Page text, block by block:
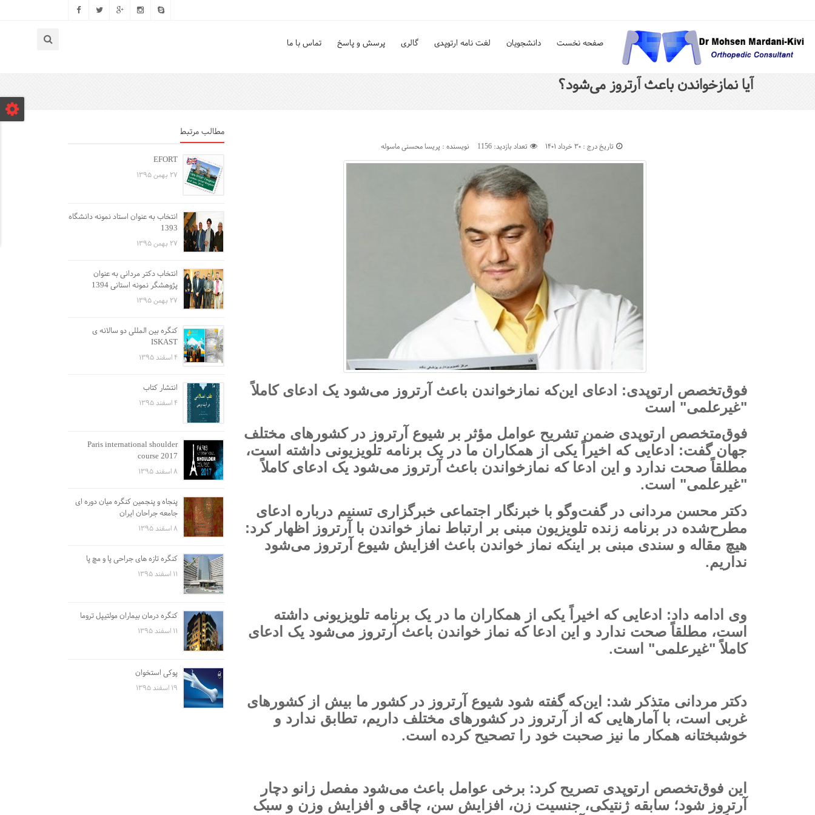
صفحه نخست دانشجویان لغت نامه ارتوپدی گالری پرسش و پاسخ تماس با ما
آیا نمازخواندن باعث آرتروز می‌شود؟
تاریخ درج : ۳۰ خرداد ۱۴۰۱ تعداد بازدید: 1156 نویسنده : پریسا محسنی ماسوله
فوق‌تخصص ارتوپدی: ادعای این‌که نمازخواندن باعث آرتروز می‌شود یک ادعای کاملاً
"غیرعلمی" است
فوق‌متخصص ارتوپدی ضمن تشریح عوامل مؤثر بر شیوع آرتروز در کشورهای مختلف
جهان گفت: ادعایی که اخیراً یکی از همکاران ما در یک برنامه تلویزیونی داشته است،
مطلقاً صحت ندارد و این ادعا که نمازخواندن باعث آرتروز می‌شود یک ادعای کاملاً
"غیرعلمی" است.
دکتر محسن مردانی در گفت‌وگو با خبرنگار اجتماعی خبرگزاری تسنیم درباره ادعای
مطرح‌شده در برنامه زنده تلویزیون مبنی بر ارتباط نماز خواندن با آرتروز اظهار کرد:
هیچ مقاله‌ و سندی مبنی بر اینکه نماز خواندن باعث افزایش شیوع آرتروز می‌شود
نداریم.
وی ادامه داد: ادعایی که اخیراً یکی از همکاران ما در یک برنامه تلویزیونی داشته
است، مطلقاً صحت ندارد و این ادعا که نماز خواندن باعث آرتروز می‌شود یک ادعای
کاملاً "غیرعلمی" است.
دکتر مردانی متذکر شد: این‌که گفته شود شیوع آرتروز در کشور ما بیش از کشورهای
غربی است، با آمارهایی که از آرتروز در کشورهای مختلف داریم، تطابق ندارد و
خوشبختانه همکار ما نیز صحبت خود را تصحیح کرده است.
این فوق‌تخصص ارتوپدی تصریح کرد: برخی عوامل باعث می‌شود مفصل زانو دچار
آرتروز شود؛ سابقه ژنتیکی، جنسیت زن، افزایش سن، چاقی و افزایش وزن و سبک
مطالب مرتبط
EFORT
۲۷ بهمن ۱۳۹۵
انتخاب به عنوان استاد نمونه دانشگاه
1393
۲۷ بهمن ۱۳۹۵
انتخاب دکتر مردانی به عنوان
پژوهشگر نمونه استانی 1394
۲۷ بهمن ۱۳۹۵
کنگره بین المللی دو سالانه ی
ISKAST
۴ اسفند ۱۳۹۵
انتشار کتاب
۴ اسفند ۱۳۹۵
Paris international shoulder
course 2017
۸ اسفند ۱۳۹۵
پنجاه و پنجمین کنگره میان دوره ای
جامعه جراحان ایران
۸ اسفند ۱۳۹۵
کنگره تازه های جراحی پا و مچ پا
۱۱ اسفند ۱۳۹۵
کنگره درمان بیماران مولتیپل تروما
۱۱ اسفند ۱۳۹۵
پوکی استخوان
۱۹ اسفند ۱۳۹۵